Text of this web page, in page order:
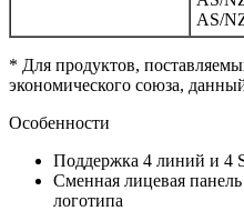
AS/
* Для продуктов,
экономического союза,
Особенности
Поддержка 4 линий и 4
Сменная лицевая
логотипа